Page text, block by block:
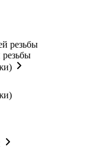
резьбы